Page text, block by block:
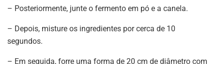
– Posteriormente, junte o fermento em pó e a canela.
– Depois, misture os ingredientes por cerca de 10
segundos.
– Em seguida, forre uma forma de 20 cm de diâmetro com